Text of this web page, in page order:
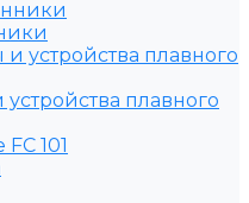
плавного
101